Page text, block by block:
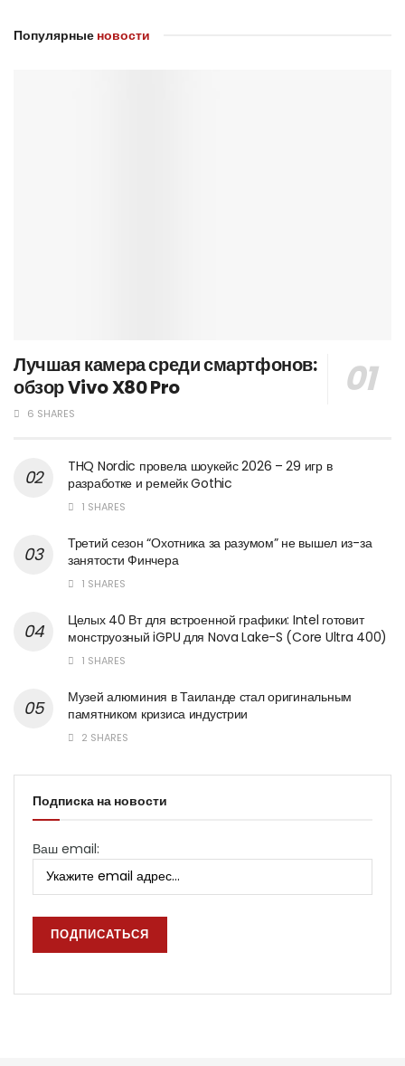
Популярные новости
Лучшая камера среди смартфонов:
обзор Vivo X80 Pro
6 SHARES
THQ Nordic провела шоукейс 2026 – 29 игр в
разработке и ремейк Gothic
1 SHARES
Третий сезон “Охотника за разумом” не вышел из-за
занятости Финчера
1 SHARES
Целых 40 Вт для встроенной графики: Intel готовит
монструозный iGPU для Nova Lake-S (Core Ultra 400)
1 SHARES
Музей алюминия в Таиланде стал оригинальным
памятником кризиса индустрии
2 SHARES
Подписка на новости
Ваш email: